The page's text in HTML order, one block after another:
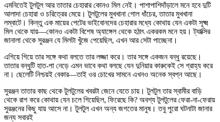
এমনিতেই টুলটুল আর তাতার চেহারার কোনও মিল নেই। পাশাপাশিদাঁড়ালে মনে হবে দুটি
আলাদা চেহারা ও চরিত্রের মেয়ে। টুলটুলের মুখখানা গোল ধাঁচের, তাতার মুখখানা
লম্বাটে। কিন্তু এক মায়ের পেটের ভাইবোনদের চেহারার মধ্যে কোথায় যেন একটা সূক্ষ্ম
মিল থেকে যায়—কোনও একটা বিশেষ অ্যাঙ্গেল থেকে হঠাৎ একরকম মনে হয়। ট্যাক্সির
জানালা থেকে সুরঞ্জন যে মিলটা খুঁজে পেয়েছিল, এখন আর সেটা পাচ্ছেনা।
এগিয়ে গিয়ে তার সঙ্গে কথা বলতে তার লজ্জা করে। তার সঙ্গে একজন বন্ধু রয়েছে।
তাতার বন্ধুটি হাত-পা নেড়ে এমন ভাবে কথা বলছে যেন দুনিয়ার কারুকেই সে গ্রাহ্য করে
না। ছেলেটি নিশ্চয়ই বেকার—তাই ওর চোখের সামনে এখনও অনেক স্বপ্ন আছে।
সুরঞ্জন তাতার কাছ থেকে টুলটুলের খবরটা জেনে যেতে চায়। টুলটুল তার স্বামীর বাড়ি
থেকে রাগ করে কোথায় যেন চলে গিয়েছিল, ফিরেছে কি? অবশ্য টুলটুলের ফেরা-না-ফেরায়
সুরঞ্জনের কিছু যায় আসে না। টুলটুল এখন অন্য জগতের মানুষ। তবু পুরো ঘটনাটা জানার
জন্য সবারই